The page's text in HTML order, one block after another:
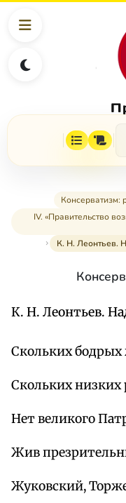
Консерватизм:
IV. «Правительство
К. Н. Леонтьев.
К. Н. Леонтьев.
Скольких бодрых
Скольких низких
Нет великого
Жив
Жуковский,